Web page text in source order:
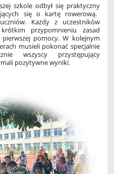
szkole odbył się praktyczny
się o kartę rowerową.
Każdy z uczestników
przypomnieniu zasad
pomocy. W kolejnym
musieli pokonać specjalnie
wszyscy przystępujący
pozytywne wyniki.